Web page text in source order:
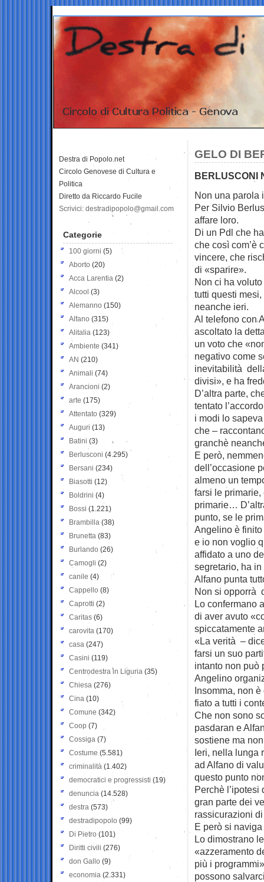
GELO DI
BERLUSCONI
Non una parola
Per Silvio
affare loro.
Di un Pdl che
che così com’è
vincere, che
di «sparire».
Non ci ha
tutti questi
neanche ieri.
Al telefono con
ascoltato la
un voto che
negativo come
inevitabilità
divisi», e ha
D’altra parte,
tentato
i modi lo
che –
granchè
E però,
dell’occasione
almeno un
farsi le primarie,
primarie…
punto, se le
Angelino è
e io non voglio
affidato a uno
segretario, ha
Alfano punta
Non si opporrà
Lo confermano
di aver avuto
spiccatamente
«La verità –
farsi un suo
intanto non può
Angelino
Insomma, non
fiato a tutti i
Che non sono
pasdaran e
sostiene ma
Ieri, nella lunga
ad Alfano di
questo punto
Perchè l’ipotesi
gran parte dei
rassicurazioni
E però si
Lo dimostrano
«azzeramento
più i
possono
Destra di Popolo.net
Circolo Genovese di Cultura e
Politica
Diretto da Riccardo Fucile
Scrivici: destradipopolo@gmail.com
Categorie
100 giorni (5)
Aborto (20)
Acca Larentia (2)
Alcool (3)
Alemanno (150)
Alfano (315)
Alitalia (123)
Ambiente (341)
AN (210)
Animali (74)
Arancioni (2)
arte (175)
Attentato (329)
Auguri (13)
Batini (3)
Berlusconi (4.295)
Bersani (234)
Biasotti (12)
Boldrini (4)
Bossi (1.221)
Brambilla (38)
Brunetta (83)
Burlando (26)
Camogli (2)
canile (4)
Cappello (8)
Caprotti (2)
Caritas (6)
carovita (170)
casa (247)
Casini (119)
Centrodestra in Liguria (35)
Chiesa (276)
Cina (10)
Comune (342)
Coop (7)
Cossiga (7)
Costume (5.581)
criminalità (1.402)
democratici e progressisti (19)
denuncia (14.528)
destra (573)
destradipopolo (99)
Di Pietro (101)
Diritti civili (276)
don Gallo (9)
economia (2.331)